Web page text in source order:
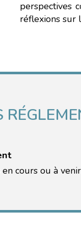
perspectives
réflexions sur
cours ou à